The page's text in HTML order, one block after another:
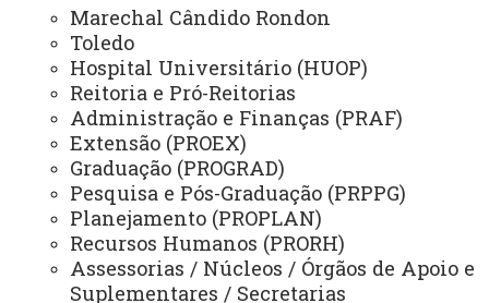
Marechal Cândido Rondon
Toledo
Hospital Universitário (HUOP)
Reitoria e Pró-Reitorias
Administração e Finanças (PRAF)
Extensão (PROEX)
Graduação (PROGRAD)
Pesquisa e Pós-Graduação (PRPPG)
Planejamento (PROPLAN)
Recursos Humanos (PRORH)
Assessorias / Núcleos / Órgãos de Apoio e
Suplementares / Secretarias
Editora
Gráfica Universitária
NÚCLEOS
NeadUni - Núcleo de Educação a Distância
NEE - Núcleo de Estações Experimentais
NTI - Núcleo de Tecnologia da Informação